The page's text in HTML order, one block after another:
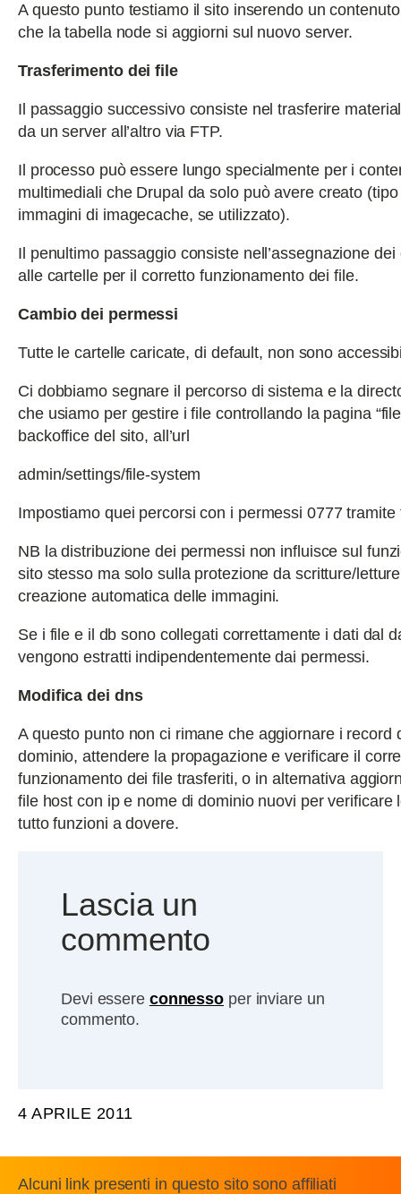
A questo punto testiamo il sito inserendo un
che la tabella node si aggiorni sul nuovo server.
Trasferimento dei file
Il passaggio successivo consiste nel trasferire
da un server all’altro via FTP.
Il processo può essere lungo specialmente per i
multimediali che Drupal da solo può avere creato
immagini di imagecache, se utilizzato).
Il penultimo passaggio consiste nell’assegnazione
alle cartelle per il corretto funzionamento dei file.
Cambio dei permessi
Tutte le cartelle caricate, di default, non sono
Ci dobbiamo segnare il percorso di sistema e la
che usiamo per gestire i file controllando la pagina
backoffice del sito, all’url
admin/settings/file-system
Impostiamo quei percorsi con i permessi 0777 tramite
NB la distribuzione dei permessi non influisce sul
sito stesso ma solo sulla protezione da scritture/
creazione automatica delle immagini.
Se i file e il db sono collegati correttamente i dati dal
vengono estratti indipendentemente dai permessi.
Modifica dei dns
A questo punto non ci rimane che aggiornare i record
dominio, attendere la propagazione e verificare il
funzionamento dei file trasferiti, o in alternativa
file host con ip e nome di dominio nuovi per verificare
tutto funzioni a dovere.
Lascia un
commento
Devi essere connesso per inviare un
commento.
4 APRILE 2011
Alcuni link presenti in questo sito sono affiliati